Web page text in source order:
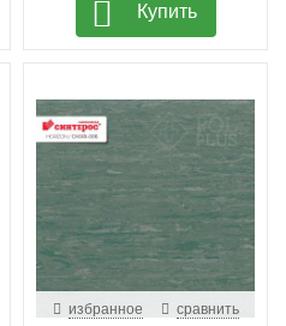
Купить
избранное сравнить